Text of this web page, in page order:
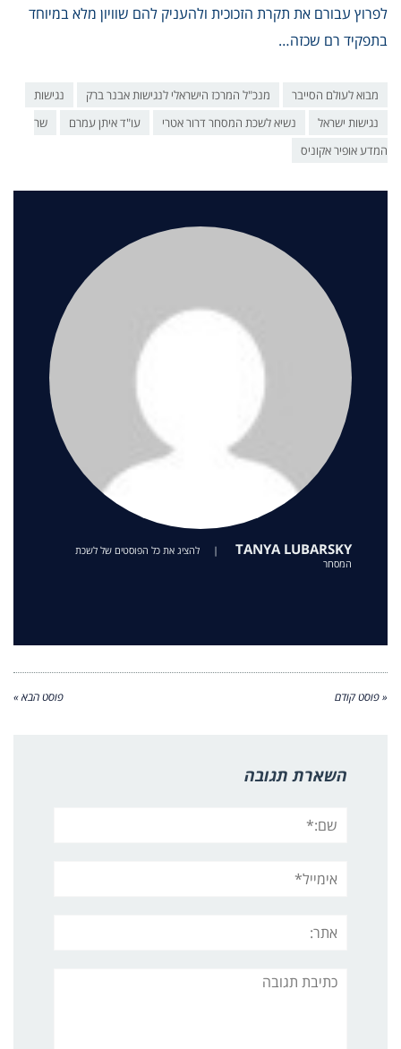
לפרוץ עבורם את תקרת הזכוכית ולהעניק להם שוויון מלא במיוחד
בתפקיד רם שכזה…
מבוא לעולם הסייבר מנכ"ל המרכז הישראלי לנגישות אבנר ברק
נגישות
נגישות ישראל
נשיא לשכת המסחר דרור אטרי עו"ד איתן עמרם
שר
המדע אופיר אקוניס
TANYA LUBARSKY
|
להציג את כל הפוסטים של לשכת
המסחר
« פוסט קודם פוסט הבא »
השארת תגובה
תגובה